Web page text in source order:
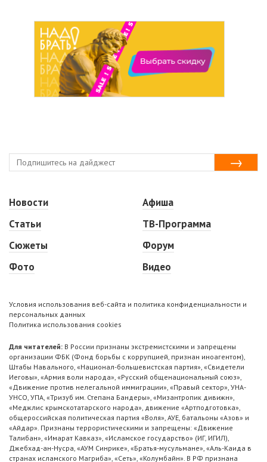
Новости
Статьи
Сюжеты
Фото
Афиша
ТВ-Программа
Форум
Видео
Условия использования веб-сайта и политика конфиденциальности и
персональных данных
Политика использования cookies
Для читателей: В России признаны экстремистскими и запрещены
организации ФБК (Фонд борьбы с коррупцией, признан иноагентом),
Штабы Навального, «Национал-большевистская партия», «Свидетели
Иеговы», «Армия воли народа», «Русский общенациональный союз»,
«Движение против нелегальной иммиграции», «Правый сектор», УНА-
УНСО, УПА, «Тризуб им. Степана Бандеры», «Мизантропик дивижн»,
«Меджлис крымскотатарского народа», движение «Артподготовка»,
общероссийская политическая партия «Воля», АУЕ, батальоны «Азов» и
«Айдар». Признаны террористическими и запрещены: «Движение
Талибан», «Имарат Кавказ», «Исламское государство» (ИГ, ИГИЛ),
Джебхад-ан-Нусра, «АУМ Синрике», «Братья-мусульмане», «Аль-Каида в
странах исламского Магриба», «Сеть», «Колумбайн». В РФ признана